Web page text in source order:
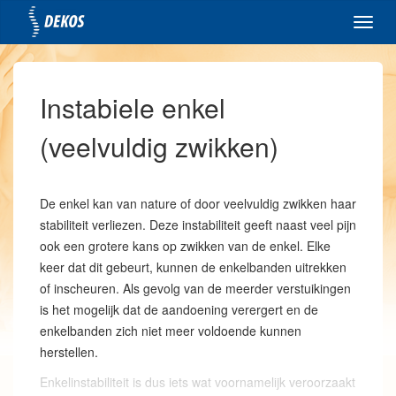
Instabiele enkel
(veelvuldig zwikken)
De enkel kan van nature of door veelvuldig zwikken haar
stabiliteit verliezen. Deze instabiliteit geeft naast veel pijn
ook een grotere kans op zwikken van de enkel. Elke
keer dat dit gebeurt, kunnen de enkelbanden uitrekken
of inscheuren. Als gevolg van de meerder verstuikingen
is het mogelijk dat de aandoening verergert en de
enkelbanden zich niet meer voldoende kunnen
herstellen.
Enkelinstabiliteit is dus iets wat voornamelijk veroorzaakt